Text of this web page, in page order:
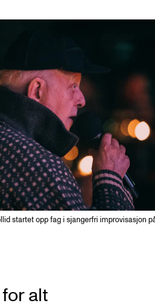
startet opp fag i sjangerfri improvisasjon
alt